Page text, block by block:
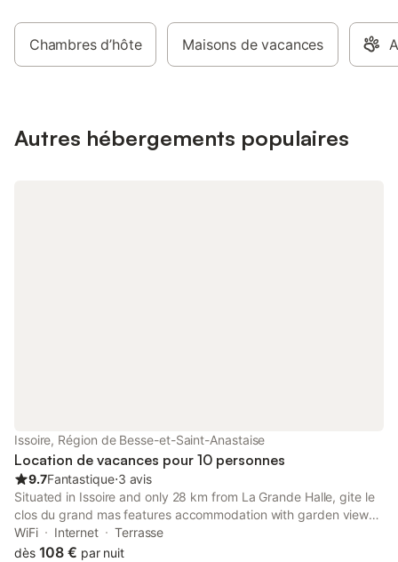
agréable.
est fourni, la cuisine
équipée.
Chambres d’hôte Maisons de vacances
Autres hébergements populaires
Issoire, Région de Besse-et-Saint-Anastaise
Location de vacances pour 10 personnes
9.7Fantastique⋅3 avis
Situated in Issoire and only 28 km from La Grande Halle, gite le
clos du grand mas features accommodation with garden views,
free WiFi and free private parking.
WiFi Internet
Terrasse
dès 108 € par nuit